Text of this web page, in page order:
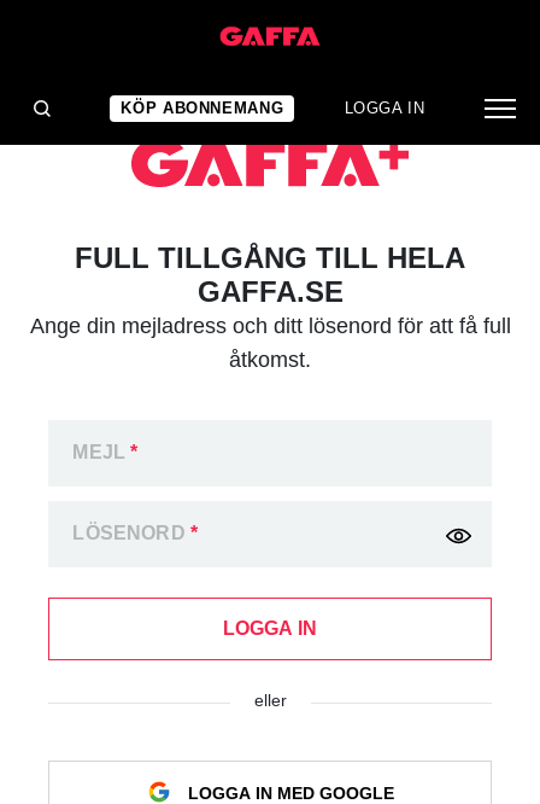
KÖP ABONNEMANG LOGGA IN
FULL TILLGÅNG TILL HELA
GAFFA.SE
Ange din mejladress och ditt lösenord för att få full
åtkomst.
MEJL*
LÖSENORD *
LOGGA IN
eller
LOGGA IN MED GOOGLE